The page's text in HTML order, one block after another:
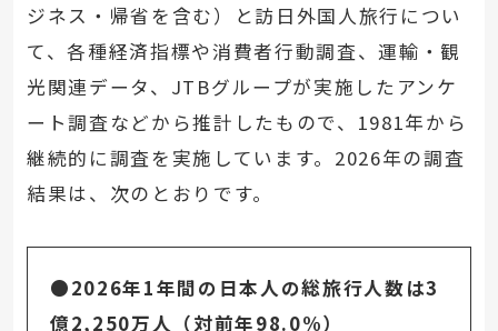
ジネス・帰省を含む）と訪日外国人旅行につい
て、各種経済指標や消費者行動調査、運輸・観
光関連データ、JTBグループが実施したアンケ
ート調査などから推計したもので、1981年から
継続的に調査を実施しています。2026年の調査
結果は、次のとおりです。
●2026年1年間の日本人の総旅行人数は3
億2,250万人（対前年98.0%）